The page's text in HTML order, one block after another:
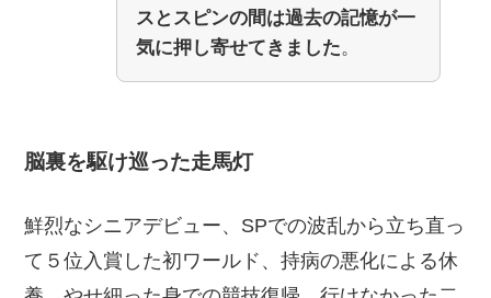
スとスピンの間は過去の記憶が一
気に押し寄せてきました。
脳裏を駆け巡った走馬灯
鮮烈なシニアデビュー、SPでの波乱から立ち直っ
て５位入賞した初ワールド、持病の悪化による休